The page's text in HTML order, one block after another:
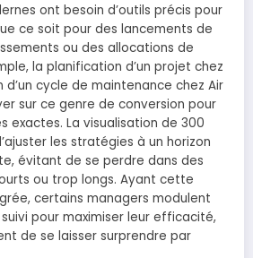
ont besoin d’outils précis pour
ce soit pour des lancements de
ou des allocations de
la planification d’un projet chez
cycle de maintenance chez Air
sur ce genre de conversion pour
exactes. La visualisation de 300
les stratégies à un horizon
évitant de se perdre dans des
ou trop longs. Ayant cette
certains managers modulent
pour maximiser leur efficacité,
de se laisser surprendre par